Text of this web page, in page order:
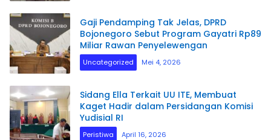
Gaji Pendamping Tak Jelas, DPRD
Bojonegoro Sebut Program Gayatri Rp89
Miliar Rawan Penyelewengan
Uncategorized Mei 4, 2026
Sidang Ella Terkait UU ITE, Membuat
Kaget Hadir dalam Persidangan Komisi
Yudisial RI
Peristiwa April 16, 2026